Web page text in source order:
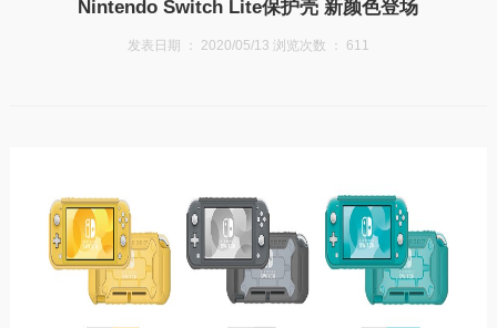
Nintendo Switch Lite保护壳 新颜色登场
发表日期 ： 2020/05/13 浏览次数 ： 611